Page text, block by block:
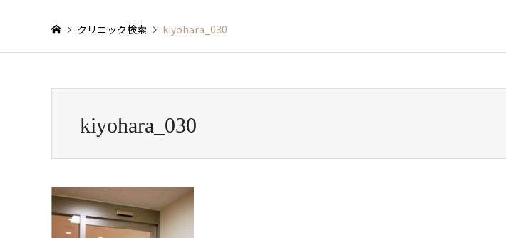
クリニック検索 kiyohara_030
kiyohara_030